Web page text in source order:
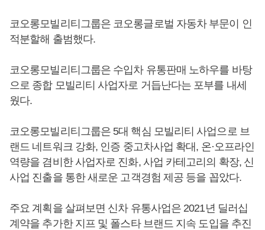
코오롱모빌리티그룹은 코오롱글로벌 자동차 부문이 인
적분할해 출범했다.
코오롱모빌리티그룹은 수입차 유통판매 노하우를 바탕
으로 종합 모빌리티 사업자로 거듭난다는 포부를 내세
웠다.
코오롱모빌리티그룹은 5대 핵심 모빌리티 사업으로 브
랜드 네트워크 강화, 인증 중고차사업 확대, 온·오프라인
역량을 겸비한 사업자로 진화, 사업 카테고리의 확장, 신
사업 진출을 통한 새로운 고객경험 제공 등을 꼽았다.
주요 계획을 살펴보면 신차 유통사업은 2021년 딜러십
계약을 추가한 지프 및 폴스타 브랜드 지속 도입을 추진